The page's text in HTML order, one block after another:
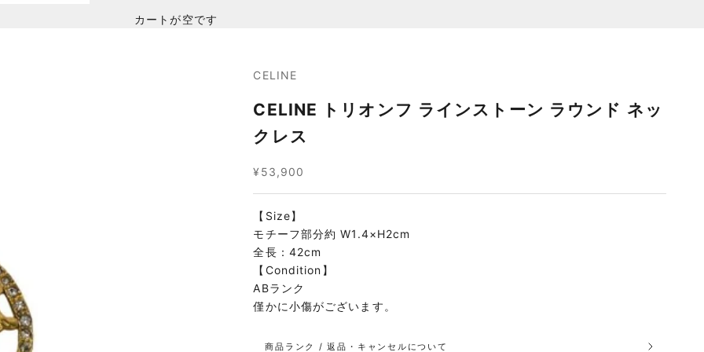
カートが空です
CELINE
CELINE トリオンフ ラインストーン ラウンド ネッ
クレス
セール価格
¥53,900
【Size】
モチーフ部分約 W1.4×H2cm
全長：42cm
【Condition】
ABランク
僅かに小傷がございます。
商品ランク / 返品・キャンセルについて